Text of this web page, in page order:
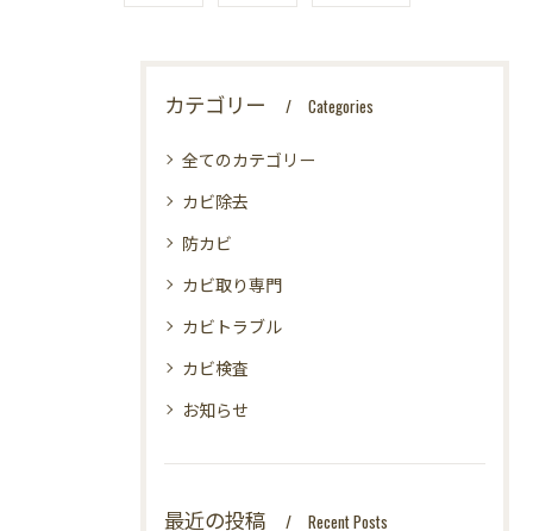
カテゴリー Categories
全てのカテゴリー
カビ除去
防カビ
カビ取り専門
カビトラブル
カビ検査
お知らせ
最近の投稿 Recent Posts